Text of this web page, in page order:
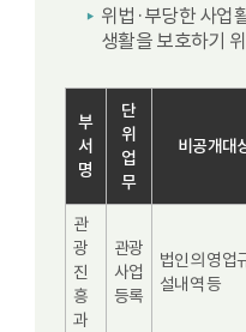
위법·부당한 사업
생활을 보호하기
부
서
명
단
위
업
무
비공개대
관
광
진
흥
과
관광
사업
등록
법인의 영업
설내역 등